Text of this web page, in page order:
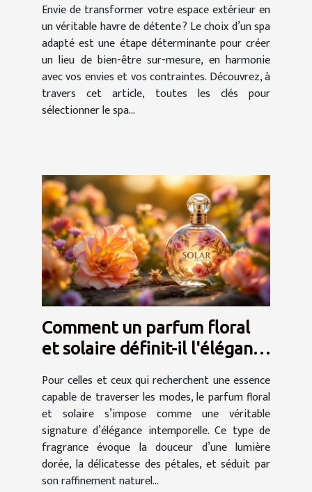
Envie de transformer votre espace extérieur en
un véritable havre de détente ? Le choix d’un spa
adapté est une étape déterminante pour créer
un lieu de bien-être sur-mesure, en harmonie
avec vos envies et vos contraintes. Découvrez, à
travers cet article, toutes les clés pour
sélectionner le spa...
Comment un parfum floral
et solaire définit-il l'élégance
Pour celles et ceux qui recherchent une essence
capable de traverser les modes, le parfum floral
et solaire s’impose comme une véritable
signature d’élégance intemporelle. Ce type de
fragrance évoque la douceur d’une lumière
dorée, la délicatesse des pétales, et séduit par
son raffinement naturel...